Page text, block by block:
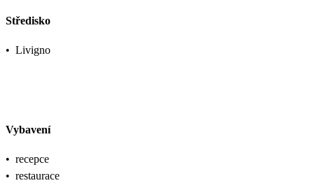
Středisko
• Livigno
Vybavení
• recepce
• restaurace